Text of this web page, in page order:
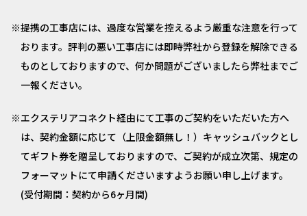
提携の工事店には、過度な営業を控えるよう厳重な注意を行って
おります。評判の悪い工事店には即時弊社から登録を解除できる
ものとしておりますので、何か問題がございましたら弊社までご
一報ください。
エクステリアコネクト経由にて工事のご契約をいただいた方へ
は、契約金額に応じて（上限金額無し！）キャッシュバックとし
てギフト券を贈呈しておりますので、ご契約が成立次第、規定の
フォーマットにて申請くださいますようお願い申し上げます。
(受付期間：契約から6ヶ月間)